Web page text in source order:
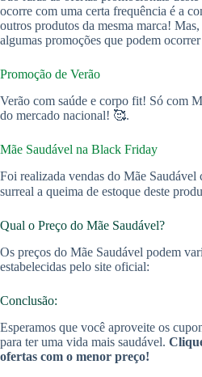
ocorre com uma certa frequência é a
outros produtos da mesma marca!
algumas promoções que podem
Promoção de Verão
Verão com saúde e corpo fit! Só com
do mercado nacional! 🥰.
Mãe Saudável na Black Friday
Foi realizada vendas do Mãe
surreal a queima de estoque deste
Qual o Preço do Mãe Saudável?
Os preços do Mãe Saudável podem
estabelecidas pelo site oficial:
Conclusão:
Esperamos que você aproveite os
para ter uma vida mais saudável.
ofertas com o menor preço!